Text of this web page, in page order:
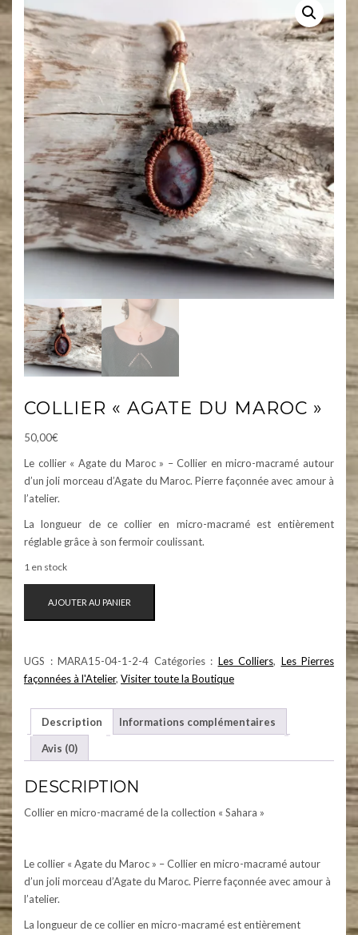
COLLIER « AGATE DU MAROC »
50,00€
Le collier « Agate du Maroc » – Collier en micro-macramé autour
d’un joli morceau d’Agate du Maroc. Pierre façonnée avec amour à
l’atelier.
La longueur de ce collier en micro-macramé est entièrement
réglable grâce à son fermoir coulissant.
1 en stock
DU
MAROC"
AJOUTER AU PANIER
UGS : MARA15-04-1-2-4 Catégories : Les Colliers, Les Pierres
façonnées à l'Atelier, Visiter toute la Boutique
Description Informations complémentaires
Avis (0)
DESCRIPTION
Collier en micro-macramé de la collection « Sahara »
Le collier « Agate du Maroc » – Collier en micro-macramé autour
d’un joli morceau d’Agate du Maroc. Pierre façonnée avec amour à
l’atelier.
La longueur de ce collier en micro-macramé est entièrement